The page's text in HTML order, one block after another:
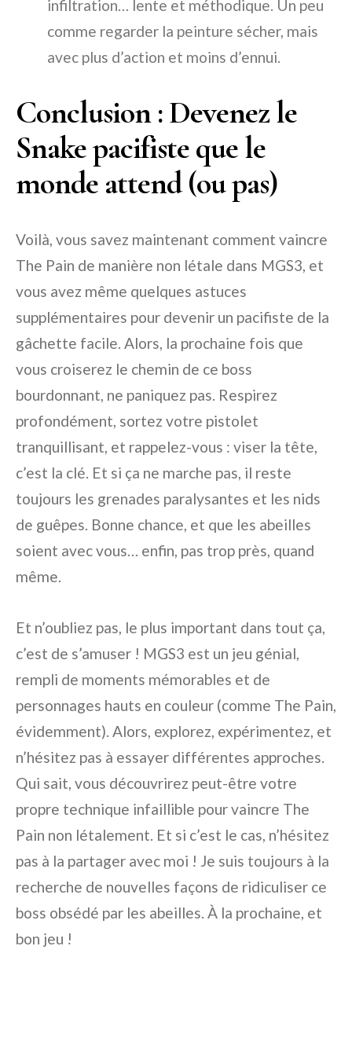
infiltration… lente et méthodique. Un peu
comme regarder la peinture sécher, mais
avec plus d’action et moins d’ennui.
Conclusion : Devenez le
Snake pacifiste que le
monde attend (ou pas)
Voilà, vous savez maintenant comment vaincre
The Pain de manière non létale dans MGS3, et
vous avez même quelques astuces
supplémentaires pour devenir un pacifiste de la
gâchette facile. Alors, la prochaine fois que
vous croiserez le chemin de ce boss
bourdonnant, ne paniquez pas. Respirez
profondément, sortez votre pistolet
tranquillisant, et rappelez-vous : viser la tête,
c’est la clé. Et si ça ne marche pas, il reste
toujours les grenades paralysantes et les nids
de guêpes. Bonne chance, et que les abeilles
soient avec vous… enfin, pas trop près, quand
même.
Et n’oubliez pas, le plus important dans tout ça,
c’est de s’amuser ! MGS3 est un jeu génial,
rempli de moments mémorables et de
personnages hauts en couleur (comme The Pain,
évidemment). Alors, explorez, expérimentez, et
n’hésitez pas à essayer différentes approches.
Qui sait, vous découvrirez peut-être votre
propre technique infaillible pour vaincre The
Pain non létalement. Et si c’est le cas, n’hésitez
pas à la partager avec moi ! Je suis toujours à la
recherche de nouvelles façons de ridiculiser ce
boss obsédé par les abeilles. À la prochaine, et
bon jeu !